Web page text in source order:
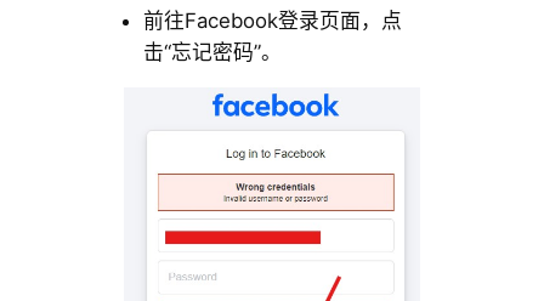
前往Facebook登录页面，点
击“忘记密码”。